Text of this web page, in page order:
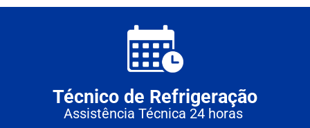
Técnico de Refrigeração
Assistência Técnica 24 horas